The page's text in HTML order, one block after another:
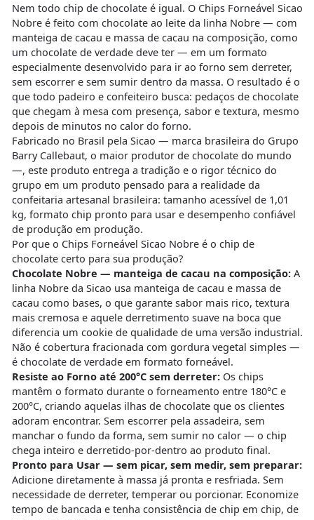
Nem todo chip de chocolate é igual. O Chips Forneável Sicao
Nobre é feito com chocolate ao leite da linha Nobre — com
manteiga de cacau e massa de cacau na composição, como
um chocolate de verdade deve ter — em um formato
especialmente desenvolvido para ir ao forno sem derreter,
sem escorrer e sem sumir dentro da massa. O resultado é o
que todo padeiro e confeiteiro busca: pedaços de chocolate
que chegam à mesa com presença, sabor e textura, mesmo
depois de minutos no calor do forno.
Fabricado no Brasil pela Sicao — marca brasileira do Grupo
Barry Callebaut, o maior produtor de chocolate do mundo
—, este produto entrega a tradição e o rigor técnico do
grupo em um produto pensado para a realidade da
confeitaria artesanal brasileira: tamanho acessível de 1,01
kg, formato chip pronto para usar e desempenho confiável
de produção em produção.
Por que o Chips Forneável Sicao Nobre é o chip de
chocolate certo para sua produção?
Chocolate Nobre — manteiga de cacau na composição:A
linha Nobre da Sicao usa manteiga de cacau e massa de
cacau como bases, o que garante sabor mais rico, textura
mais cremosa e aquele derretimento suave na boca que
diferencia um cookie de qualidade de uma versão industrial.
Não é cobertura fracionada com gordura vegetal simples —
é chocolate de verdade em formato forneável.
Resiste ao Forno até 200°C sem derreter:Os chips
mantêm o formato durante o forneamento entre 180°C e
200°C, criando aquelas ilhas de chocolate que os clientes
adoram encontrar. Sem escorrer pela assadeira, sem
manchar o fundo da forma, sem sumir no calor — o chip
chega inteiro e derretido-por-dentro ao produto final.
Pronto para Usar — sem picar, sem medir, sem preparar:
Adicione diretamente à massa já pronta e resfriada. Sem
necessidade de derreter, temperar ou porcionar. Economize
tempo de bancada e tenha consistência de chip em chip, de